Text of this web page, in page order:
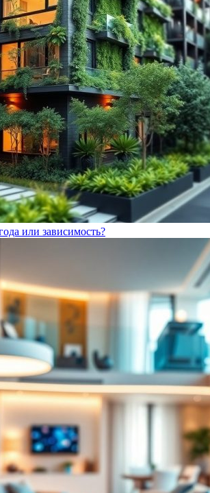
или зависимость?